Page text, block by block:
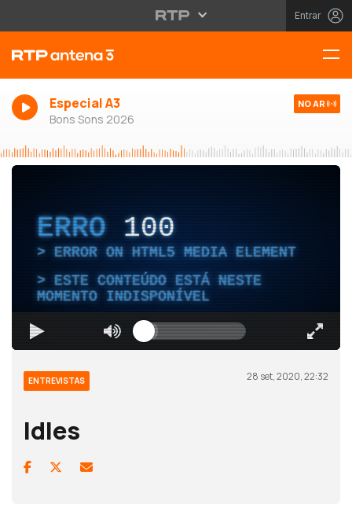
Entrar
Especial A3
Bons Sons 2026
NO AR
ERRO 100
ERROR ON HTML5 MEDIA ELEMENT
ESTE CONTEÚDO ESTÁ NESTE
MOMENTO INDISPONÍVEL
ENTREVISTAS 28 set, 2020, 22:32
Idles